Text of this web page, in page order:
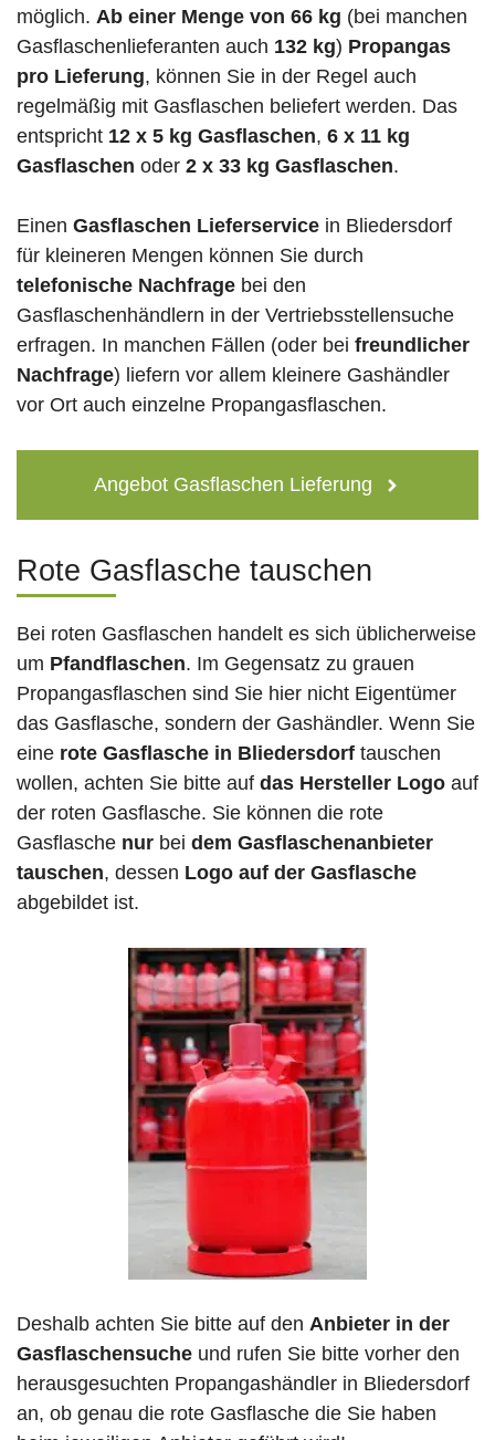
möglich. Ab einer Menge von 66 kg (bei manchen
Gasflaschenlieferanten auch 132 kg) Propangas
pro Lieferung, können Sie in der Regel auch
regelmäßig mit Gasflaschen beliefert werden. Das
entspricht 12 x 5 kg Gasflaschen, 6 x 11 kg
Gasflaschen oder 2 x 33 kg Gasflaschen.
Einen Gasflaschen Lieferservice in Bliedersdorf
für kleineren Mengen können Sie durch
telefonische Nachfrage bei den
Gasflaschenhändlern in der Vertriebsstellensuche
erfragen. In manchen Fällen (oder bei freundlicher
Nachfrage) liefern vor allem kleinere Gashändler
vor Ort auch einzelne Propangasflaschen.
Angebot Gasflaschen Lieferung
Rote Gasflasche tauschen
Bei roten Gasflaschen handelt es sich üblicherweise
um Pfandflaschen. Im Gegensatz zu grauen
Propangasflaschen sind Sie hier nicht Eigentümer
das Gasflasche, sondern der Gashändler. Wenn Sie
eine rote Gasflasche in Bliedersdorf tauschen
wollen, achten Sie bitte auf das Hersteller Logo auf
der roten Gasflasche. Sie können die rote
Gasflasche nur bei dem Gasflaschenanbieter
tauschen, dessen Logo auf der Gasflasche
abgebildet ist.
Deshalb achten Sie bitte auf den Anbieter in der
Gasflaschensuche und rufen Sie bitte vorher den
herausgesuchten Propangashändler in Bliedersdorf
an, ob genau die rote Gasflasche die Sie haben